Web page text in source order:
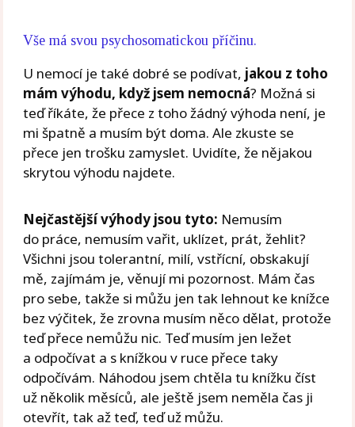
Vše má svou psychosomatickou příčinu.
U nemocí je také dobré se podívat, jakou z toho
mám výhodu, když jsem nemocná? Možná si
teď říkáte, že přece z toho žádný výhoda není, je
mi špatně a musím být doma. Ale zkuste se
přece jen trošku zamyslet. Uvidíte, že nějakou
skrytou výhodu najdete.
Nejčastější výhody jsou tyto: Nemusím
do práce, nemusím vařit, uklízet, prát, žehlit?
Všichni jsou tolerantní, milí, vstřícní, obskakují
mě, zajímám je, věnují mi pozornost. Mám čas
pro sebe, takže si můžu jen tak lehnout ke knížce
bez výčitek, že zrovna musím něco dělat, protože
teď přece nemůžu nic. Teď musím jen ležet
a odpočívat a s knížkou v ruce přece taky
odpočívám. Náhodou jsem chtěla tu knížku číst
už několik měsíců, ale ještě jsem neměla čas ji
otevřít, tak až teď, teď už můžu.